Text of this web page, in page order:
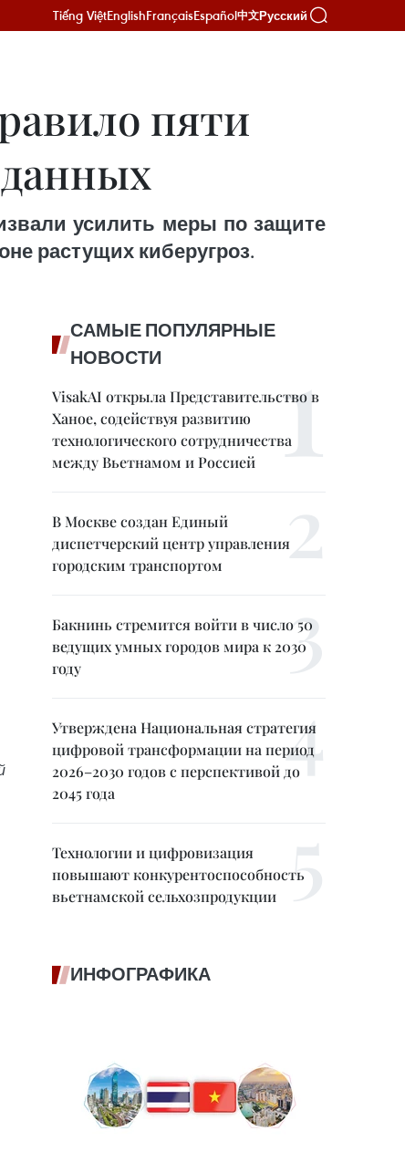
Tiếng ViệtEnglishFrançaisEspañol中文Русский
пяти
усилить меры по защите
растущих киберугроз.
САМЫЕ ПОПУЛЯРНЫЕ
НОВОСТИ
VisakAI открыла Представительство в
Ханое, содействуя развитию
технологического сотрудничества
между Вьетнамом и Россией
В Москве создан Единый
диспетчерский центр управления
городским транспортом
Бакнинь стремится войти в число 50
ведущих умных городов мира к 2030
году
Утверждена Национальная стратегия
цифровой трансформации на период
2026–2030 годов с перспективой до
2045 года
Технологии и цифровизация
повышают конкурентоспособность
вьетнамской сельхозпродукции
ИНФОГРАФИКА